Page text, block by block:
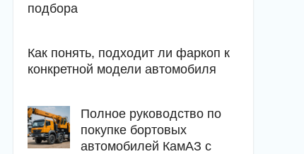
подбора
Как понять, подходит ли фаркоп к
конкретной модели автомобиля
Полное руководство по
покупке бортовых
автомобилей КамАЗ с